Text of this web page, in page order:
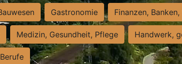
Gastronomie Finanzen,
Medizin, Gesundheit, Pflege Handwerk,